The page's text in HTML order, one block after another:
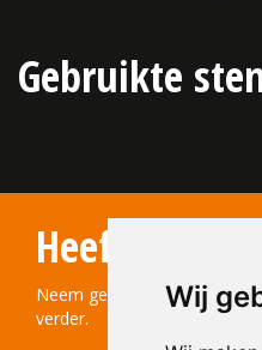
Wij
Gebruikte
Heeft u
Neem gerust contact met
verder.